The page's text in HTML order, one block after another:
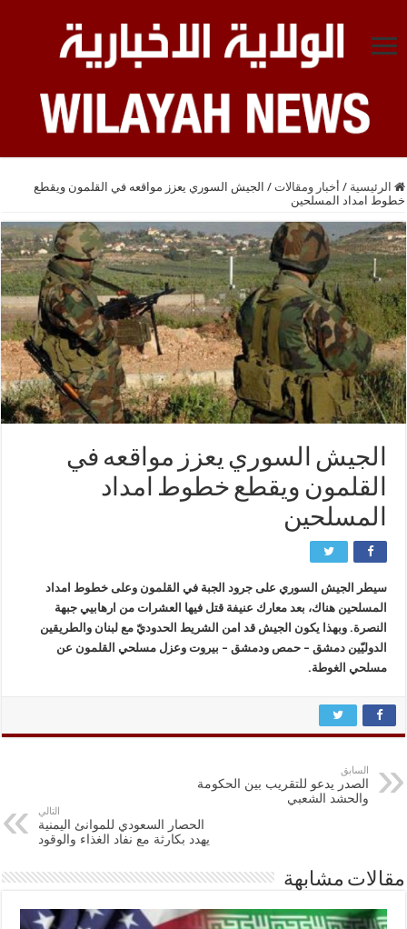
الرئيسية / أخبار ومقالات / الجيش السوري يعزز مواقعه في القلمون ويقطع
خطوط امداد المسلحين
الجيش السوري يعزز مواقعه في
القلمون ويقطع خطوط امداد
المسلحين
سيطر الجيش السوري على جرود الجبة في القلمون وعلى خطوط امداد
المسلحين هناك، بعد معارك عنيفة قتل فيها العشرات من ارهابيي جبهة
النصرة. وبهذا يكون الجيش قد امن الشريط الحدوديّ مع لبنان والطريقين
الدوليّين دمشق – حمص ودمشق – بيروت وعزل مسلحي القلمون عن
مسلحي الغوطة.
السابق
الصدر يدعو للتقريب بين الحكومة
والحشد الشعبي
التالي
الحصار السعودي للموانئ اليمنية
يهدد بكارثة مع نفاد الغذاء والوقود
مقالات مشابهة